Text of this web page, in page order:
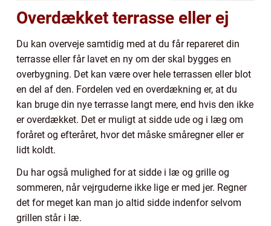
Overdækket terrasse eller ej
Du kan overveje samtidig med at du får repareret din
terrasse eller får lavet en ny om der skal bygges en
overbygning. Det kan være over hele terrassen eller blot
en del af den. Fordelen ved en overdækning er, at du
kan bruge din nye terrasse langt mere, end hvis den ikke
er overdækket. Det er muligt at sidde ude og i læg om
foråret og efteråret, hvor det måske småregner eller er
lidt koldt.
Du har også mulighed for at sidde i læ og grille og
sommeren, når vejrguderne ikke lige er med jer. Regner
det for meget kan man jo altid sidde indenfor selvom
grillen står i læ.